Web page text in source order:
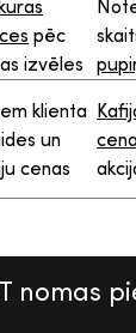
pēc
izvēles
klienta
un
cenas
nomas